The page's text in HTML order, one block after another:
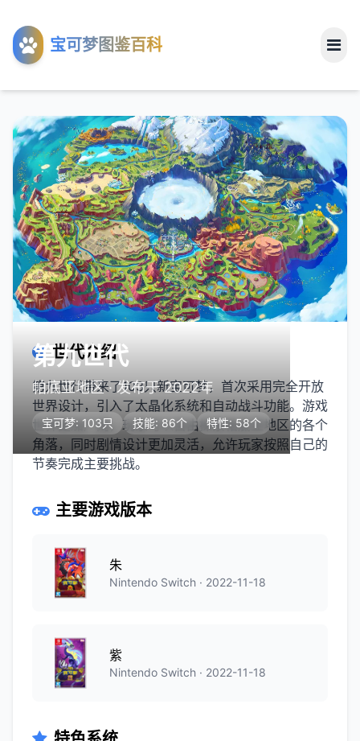
宝可梦图鉴百科
工具
关于
第九世代
帕底亚地区 · 发布于 2022年
宝可梦: 103只 技能: 86个 特性: 58个
世代介绍
第九世代带来了103只新宝可梦，首次采用完全开放
世界设计，引入了太晶化系统和自动战斗功能。游戏
世界更加广阔，玩家可以自由探索帕底亚地区的各个
角落，同时剧情设计更加灵活，允许玩家按照自己的
节奏完成主要挑战。
主要游戏版本
朱
Nintendo Switch · 2022-11-18
紫
Nintendo Switch · 2022-11-18